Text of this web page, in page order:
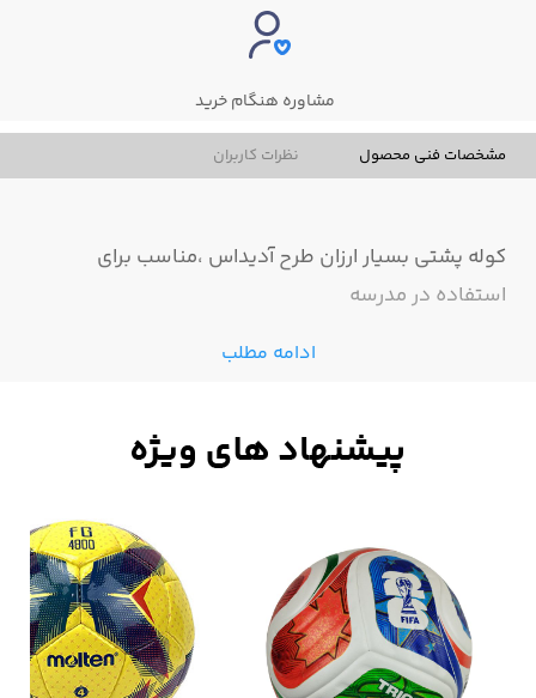
مشاوره هنگام خرید
مشخصات فنی محصول نظرات کاربران
کوله پشتی بسیار ارزان طرح آدیداس ،مناسب برای
استفاده در مدرسه
ادامه مطلب